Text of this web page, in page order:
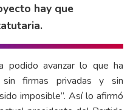
hay que
podido avanzar lo que ha
sin firmas privadas y sin
imposible”. Así lo afirmó